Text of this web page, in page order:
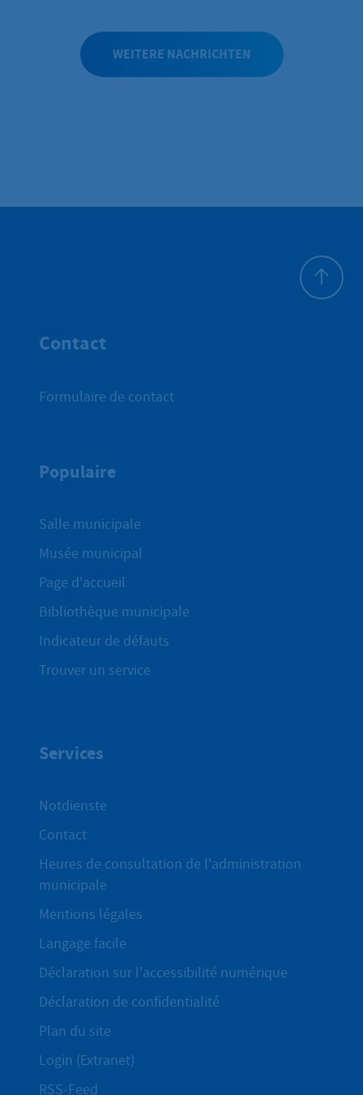
Wertmarke.
WEITERE NACHRICHTEN
Contact
Formulaire de contact
Populaire
Salle municipale
Musée municipal
Page d'accueil
Bibliothèque municipale
Indicateur de défauts
Trouver un service
Services
Notdienste
Contact
Heures de consultation de l'administration
municipale
Mentions légales
Langage facile
Déclaration sur l'accessibilité numérique
Déclaration de confidentialité
Plan du site
Login (Extranet)
RSS-Feed